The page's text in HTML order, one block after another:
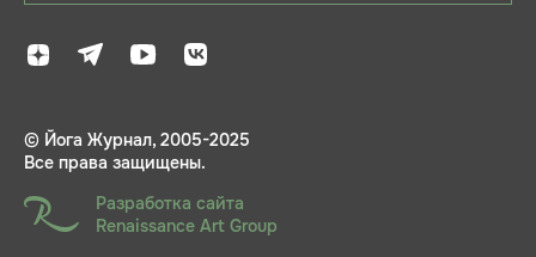
© Йога Журнал, 2005-2025
Все права защищены.
Разработка сайта
Renaissance Art Group